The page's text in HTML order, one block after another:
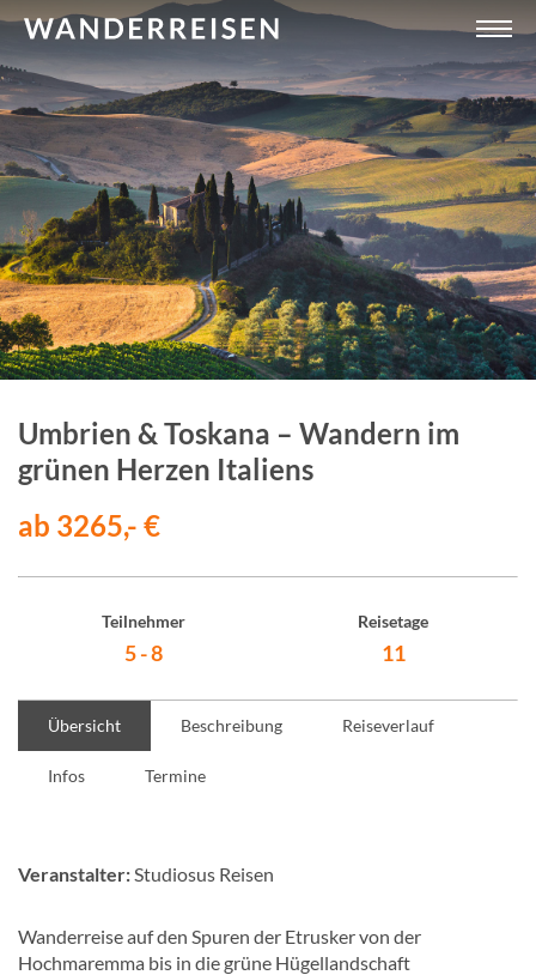
Umbrien & Toskana – Wandern im
grünen Herzen Italiens
ab 3265,- €
Teilnehmer
5 - 8
Reisetage
11
Übersicht Beschreibung Reiseverlauf
Infos Termine
Veranstalter:Studiosus Reisen
Wanderreise auf den Spuren der Etrusker von der
Hochmaremma bis in die grüne Hügellandschaft